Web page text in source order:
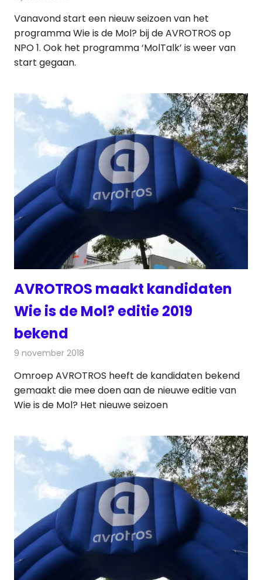
Vanavond start een nieuw seizoen van het
programma Wie is de Mol? bij de AVROTROS op
NPO 1. Ook het programma ‘MolTalk’ is weer van
start gegaan.
AVROTROS maakt kandidaten
Wie is de Mol? editie 2019
bekend
9 november 2018
Omroep AVROTROS heeft de kandidaten bekend
gemaakt die mee doen aan de nieuwe editie van
Wie is de Mol? Het nieuwe seizoen